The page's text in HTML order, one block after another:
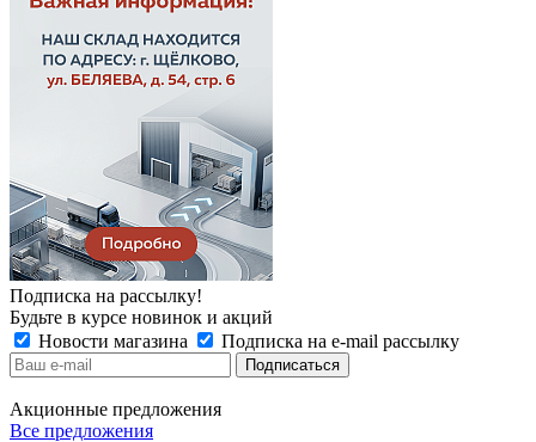
Подписка на рассылку!
Будьте в курсе новинок и акций
Новости магазина
Подписка на e-mail рассылку
Акционные предложения
Все предложения